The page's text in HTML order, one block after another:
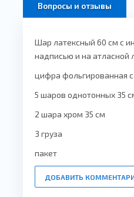
Вопросы и отзывы
Шар латексный 60 см с
надписью и на атласной
цифра фольгированная
5 шаров однотонных 35
2 шара хром 35 см
3 груза
пакет
ДОБАВИТЬ